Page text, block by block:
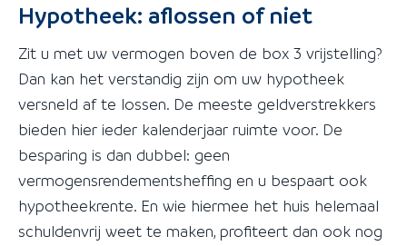
Hypotheek: aflossen of niet
Zit u met uw vermogen boven de box 3 vrijstelling?
Dan kan het verstandig zijn om uw hypotheek
versneld af te lossen. De meeste geldverstrekkers
bieden hier ieder kalenderjaar ruimte voor. De
besparing is dan dubbel: geen
vermogensrendementsheffing en u bespaart ook
hypotheekrente. En wie hiermee het huis helemaal
schuldenvrij weet te maken, profiteert dan ook nog